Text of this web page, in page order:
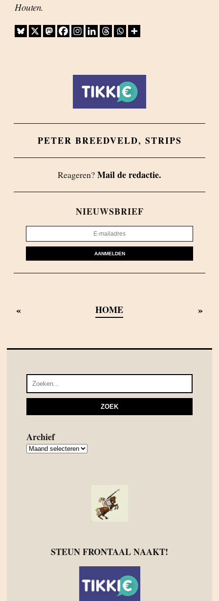
Houten.
PETER BREEDVELD, STRIPS
Reageren? Mail de redactie.
NIEUWSBRIEF
AANMELDEN
« HOME »
Archief
Archief
STEUN FRONTAAL NAAKT!